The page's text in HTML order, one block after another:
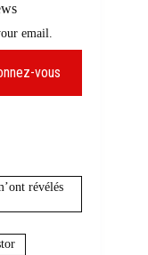
email.
vous
révélés